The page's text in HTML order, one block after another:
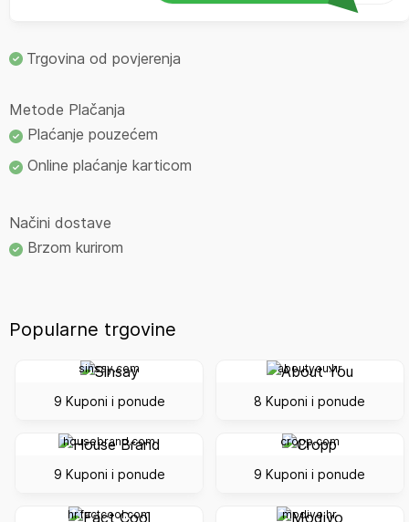
Trgovina od povjerenja
Metode Plačanja
Plaćanje pouzećem
Online plaćanje karticom
Načini dostave
Brzom kurirom
Popularne trgovine
sinsay.com
9 Kuponi i ponude
aboutyou.hr
8 Kuponi i ponude
housebrand.com
9 Kuponi i ponude
cropp.com
9 Kuponi i ponude
hr.factcool.com modivo.hr